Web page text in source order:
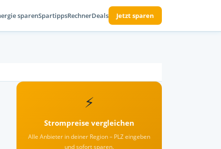
sparenSpartippsRechnerDeals Jetzt sparen
⚡
Strompreise vergleichen
Alle Anbieter in deiner Region – PLZ eingeben
und sofort sparen.